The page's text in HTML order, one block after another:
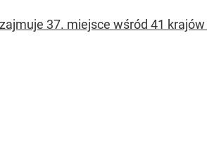
37. miejsce wśród 41 krajów